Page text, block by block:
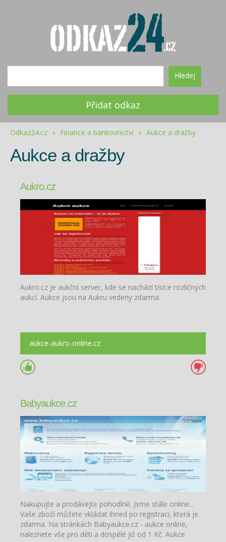
Hledej
Přidat odkaz
Odkaz24.cz » Finance a bankovnictví » Aukce a dražby
Aukce a dražby
Aukro.cz
Aukro.cz je aukční server, kde se nachází tisíce rozličných
aukcí. Aukce jsou na Aukru vedeny zdarma.
aukce-aukro-online.cz
Babyaukce.cz
Nakupujte a prodávejte pohodlně. Jsme stále online...
Vaše zboží můžete vkládat ihned po registraci, která je
zdarma. Na stránkách Babyaukce.cz - aukce online,
naleznete vše pro děti a dospělé již od 1 Kč. Aukce